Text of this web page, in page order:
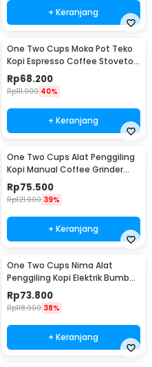
+ Keranjang
One Two Cups Moka Pot Teko
Kopi Espresso Coffee Stovetop
4 Cup 200ml - Z20
Rp68.200
Rp111.900 40%
+ Keranjang
One Two Cups Alat Penggiling
Kopi Manual Coffee Grinder
Wood - 16290
Rp75.500
Rp121.900 39%
+ Keranjang
One Two Cups Nima Alat
Penggiling Kopi Elektrik Bumbu
Coffee Grinder - NM-8300
Rp73.800
Rp118.900 38%
+ Keranjang